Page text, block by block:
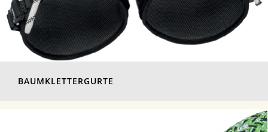
BAUMKLETTERGURTE